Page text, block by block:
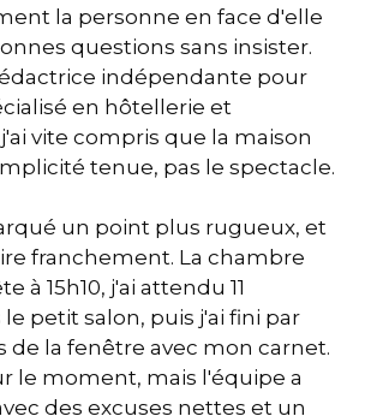
la personne en face d'elle
questions sans insister.
indépendante pour
en hôtellerie et
vite compris que la maison
tenue, pas le spectacle.
un point plus rugueux, et
franchement. La chambre
à 15h10, j'ai attendu 11
petit salon, puis j'ai fini par
de la fenêtre avec mon carnet.
le moment, mais l'équipe a
des excuses nettes et un